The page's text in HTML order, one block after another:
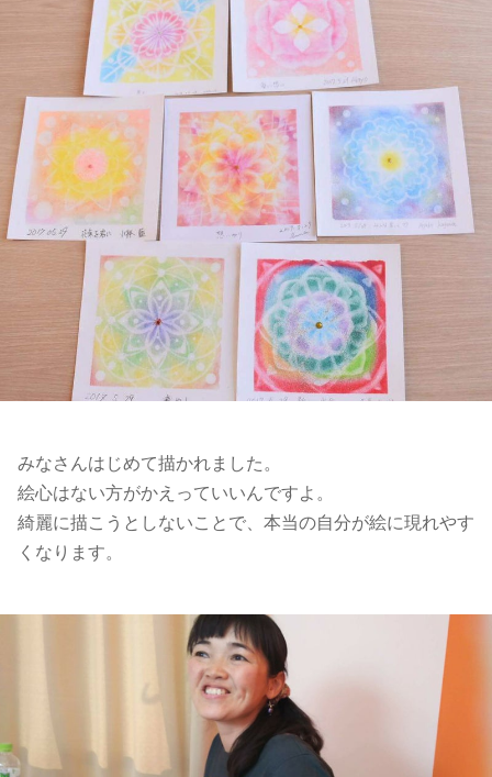
みなさんはじめて描かれました。
絵心はない方がかえっていいんですよ。
綺麗に描こうとしないことで、本当の自分が絵に現れやす
くなります。